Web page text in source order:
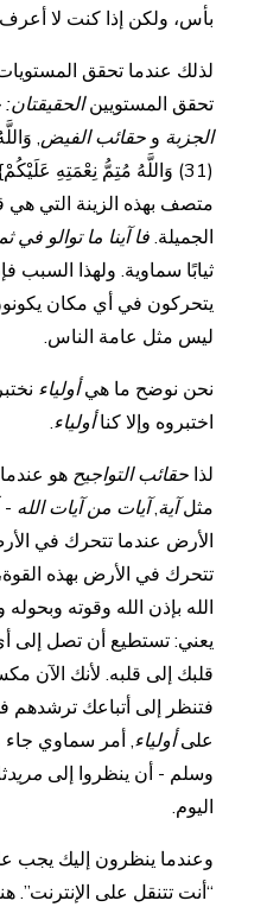
بأس، ولكن إذا كنت لا
لذلك عندما تحقق
تحقق المستويين
الجزبة و حقائب الفيض,
متصف بهذه الزينة التي
الجميلة.فا آينا ما توالو في
ثيابًا سماوية. ولهذا السبب
يتحركون في أي مكان
ليس مثل عامة الناس.
نحن نوضح ما هيأولياء
اختبروه وإلا كناأولياء.
لذا حقائب التواجيح هو
مثلآية,آيات من آيات الله -
الأرض عندما تتحرك في
تتحرك في الأرض بهذه
الله بإذن الله وقوته
يعني: تستطيع أن تصل
قلبك إلى قلبه. لأنك الآن
فتنظر إلى أتباعك ترشدهم
علىأولياء, أمر سماوي جاء
وسلم - أن ينظروا إلى مريد
اليوم.
وعندما ينظرون إليك يجب
“أنت تتنقل على الإنترنت”.